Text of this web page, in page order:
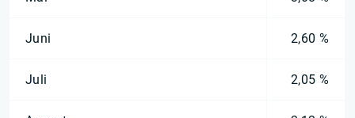
Juni 2,60 %
Juli 2,05 %